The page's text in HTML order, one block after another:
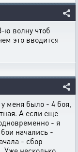
ю волну чтоб
это вводится
меня было - 4 боя,
А если еще
- я
начались -
- сбор